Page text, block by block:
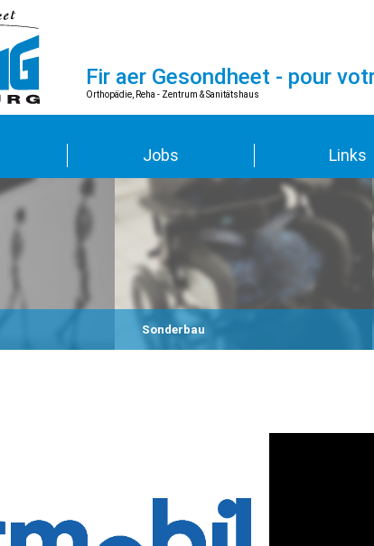
Fir aer Gesondheet - pour
Orthopädie, Reha - Zentrum & Sanitätshaus
Jobs Links
Sonderbau